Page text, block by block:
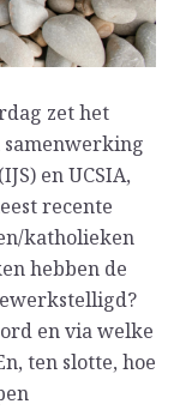
zet het
samenwerking
en UCSIA,
recente
katholieken
hebben de
en via welke
ten slotte, hoe